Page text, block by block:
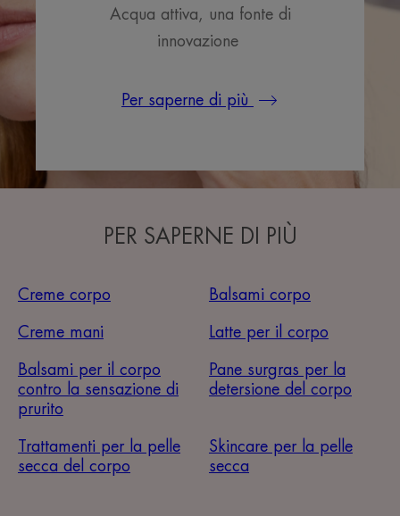
Acqua attiva, una fonte di
innovazione
Per saperne di più
PER SAPERNE DI PIÙ
Creme corpo Balsami corpo
Creme mani Latte per il corpo
Balsami per il corpo
contro la sensazione di
prurito
Pane surgras per la
detersione del corpo
Trattamenti per la pelle
secca del corpo
Skincare per la pelle
secca